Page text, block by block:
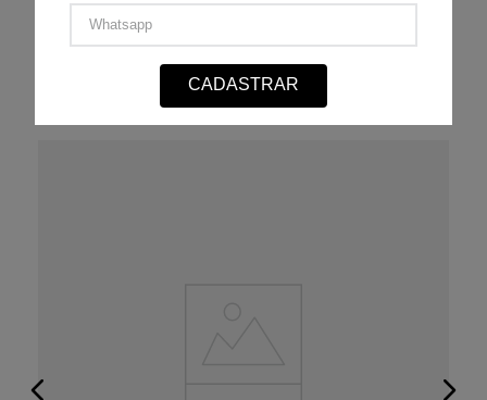
Faça login para escrever uma avaliação.
QUEM VIU, COMPROU TAMBÉM
CADASTRAR